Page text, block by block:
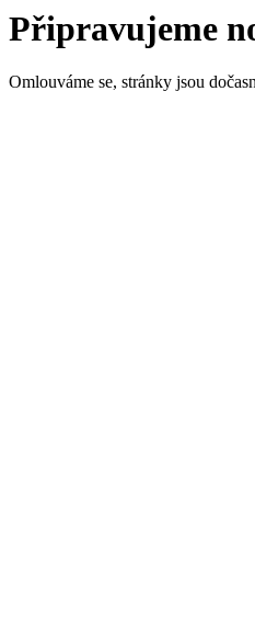
Připravujeme
Omlouváme se, stránky jsou